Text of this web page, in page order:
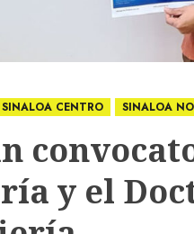
SINALOA CENTRO SINALOA
y el